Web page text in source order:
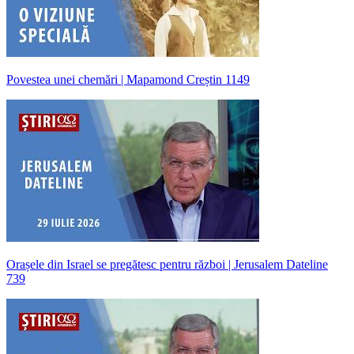
Povestea unei chemări | Mapamond Creștin 1149
Orașele din Israel se pregătesc pentru război | Jerusalem Dateline
739